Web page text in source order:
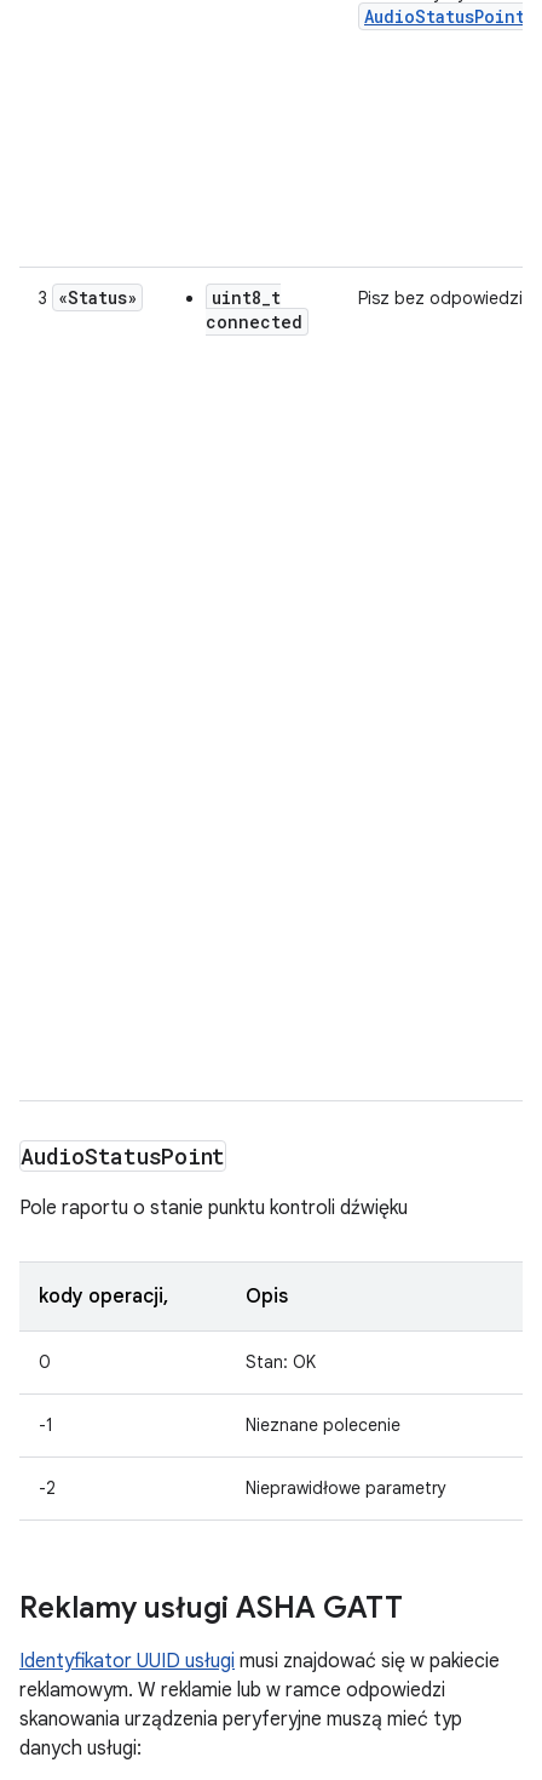
AudioStatusPoint
3 «Status»
uint8_t
connected
Pisz bez odpowiedzi
AudioStatusPoint
Pole raportu o stanie punktu kontroli dźwięku
kody operacji, Opis
0 Stan: OK
-1 Nieznane polecenie
-2 Nieprawidłowe parametry
Reklamy usługi ASHA GATT
Identyfikator UUID usługi musi znajdować się w pakiecie
reklamowym. W reklamie lub w ramce odpowiedzi
skanowania urządzenia peryferyjne muszą mieć typ
danych usługi: